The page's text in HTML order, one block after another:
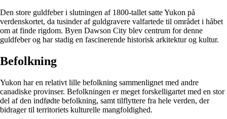
Den store guldfeber i slutningen af 1800-tallet satte Yukon på
verdenskortet, da tusinder af guldgravere valfartede til området i håbet
om at finde rigdom. Byen Dawson City blev centrum for denne
guldfeber og har stadig en fascinerende historisk arkitektur og kultur.
Befolkning
Yukon har en relativt lille befolkning sammenlignet med andre
canadiske provinser. Befolkningen er meget forskelligartet med en stor
del af den indfødte befolkning, samt tilflyttere fra hele verden, der
bidrager til territoriets kulturelle mangfoldighed.